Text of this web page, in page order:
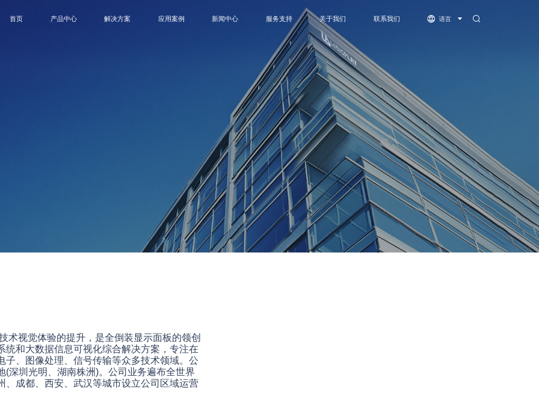
首页 产品中心
一体机
蓝精灵系列-COB 萤火虫系列-COB
解决方案 应用案例 新闻中心 服务支持
服务支持
下载中心
视频中心
关于我们
公司简介
资质荣誉
联系我们 语言
术视觉体验的提升，是全倒装显示面板的领创
和大数据信息可视化综合解决方案，专注在
、图像处理、信号传输等众多技术领域。 公
深圳光明、湖南株洲)。公司业务遍布全世界
成都、西安、武汉等城市设立公司区域运营